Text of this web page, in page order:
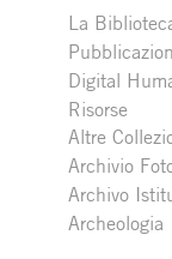
La
Digital
Risorse
Altre
Archivio
Archivo
Archeologia